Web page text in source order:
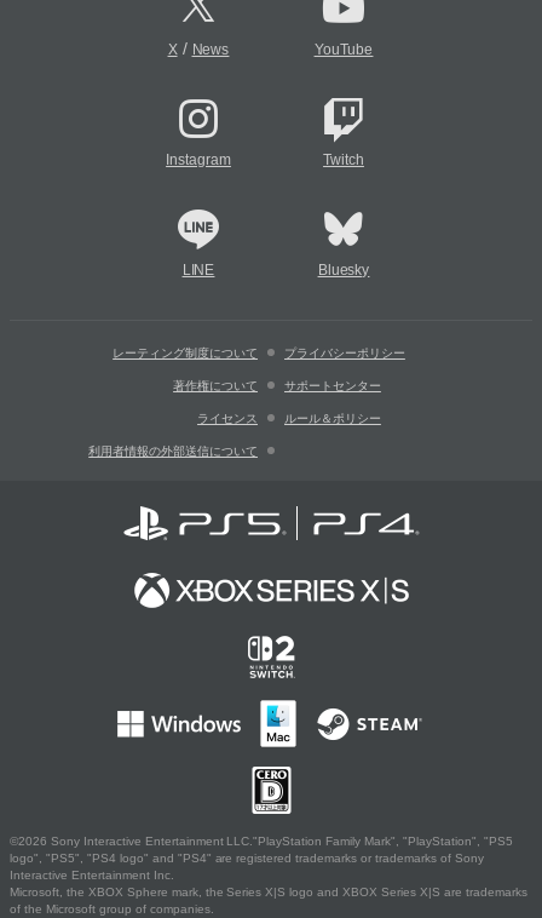
X/ News YouTube
Instagram Twitch
LINE Bluesky
レーティング制度について プライバシーポリシー
著作権について サポートセンター
ライセンス ルール＆ポリシー
利用者情報の外部送信について
©2026 Sony Interactive Entertainment LLC."PlayStation Family Mark", "PlayStation", "PS5
logo", "PS5", "PS4 logo" and "PS4" are registered trademarks or trademarks of Sony
Interactive Entertainment Inc.
Microsoft, the XBOX Sphere mark, the Series X|S logo and XBOX Series X|S are trademarks
of the Microsoft group of companies.